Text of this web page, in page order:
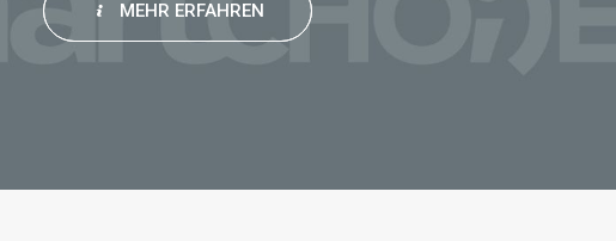
MEHR ERFAHREN